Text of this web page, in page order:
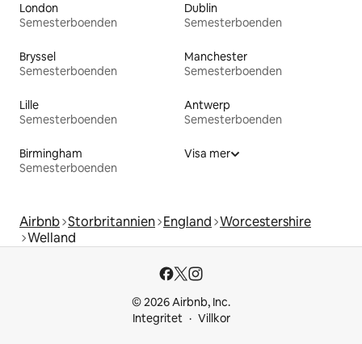
London
Semesterboenden
Dublin
Semesterboenden
Bryssel
Semesterboenden
Manchester
Semesterboenden
Lille
Semesterboenden
Antwerp
Semesterboenden
Birmingham
Semesterboenden
Visa mer
Airbnb Storbritannien England Worcestershire
Welland
© 2026 Airbnb, Inc.
Integritet
Villkor